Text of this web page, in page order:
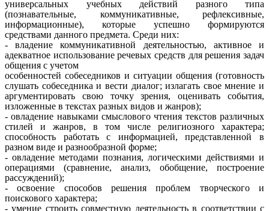
универсальных учебных действий разного типа
(познавательные, коммуникативные, рефлексивные,
информационные), которые успешно формируются
средствами данного предмета. Среди них:
- владение коммуникативной деятельностью, активное и
адекватное использование речевых средств для решения задач
общения с учетом
особенностей собеседников и ситуации общения (готовность
слушать собеседника и вести диалог; излагать свое мнение и
аргументировать свою точку зрения, оценивать события,
изложенные в текстах разных видов и жанров);
- овладение навыками смыслового чтения текстов различных
стилей и жанров, в том числе религиозного характера;
способность работать с информацией, представленной в
разном виде и разнообразной форме;
- овладение методами познания, логическими действиями и
операциями (сравнение, анализ, обобщение, построение
рассуждений);
- освоение способов решения проблем творческого и
поискового характера;
- умение строить совместную деятельность в соответствии с